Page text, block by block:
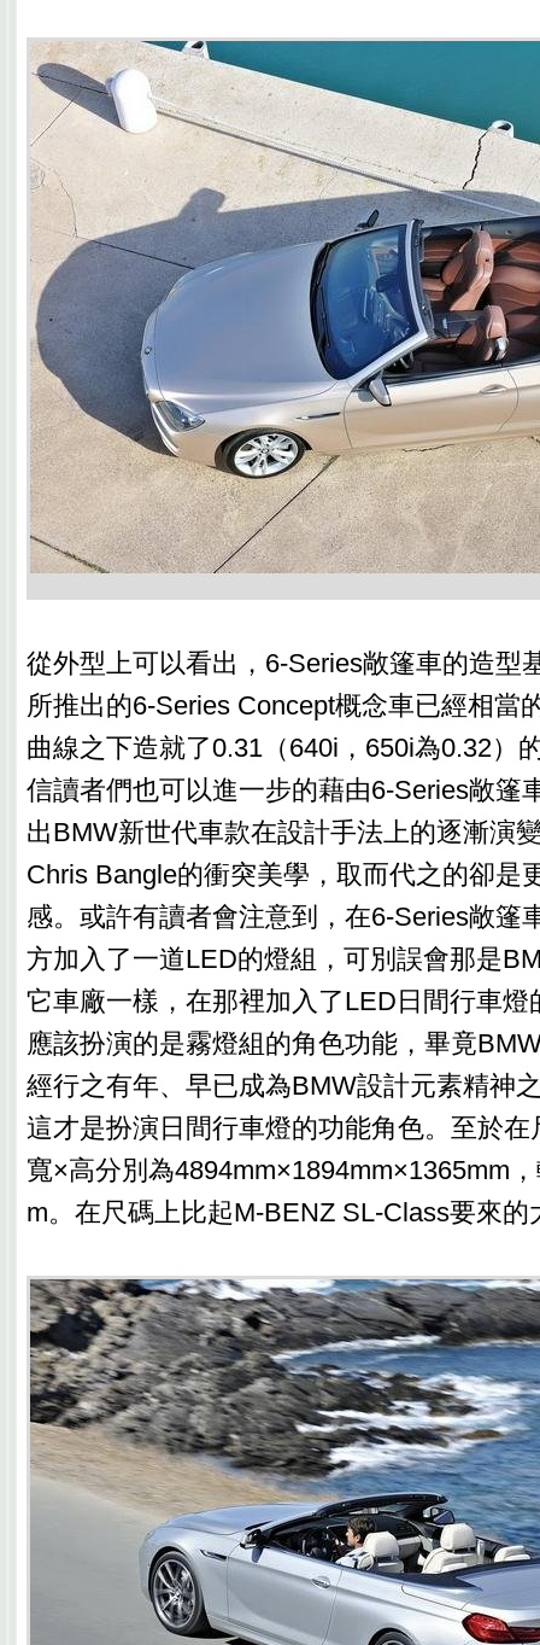
從外型上可以看出，6-Series敞篷車的造型
所推出的6-Series Concept概念車已經相當
曲線之下造就了0.31（640i，650i為0.32）
信讀者們也可以進一步的藉由6-Series敞篷
出BMW新世代車款在設計手法上的逐漸演
Chris Bangle的衝突美學，取而代之的卻是
感。或許有讀者會注意到，在6-Series敞篷
方加入了一道LED的燈組，可別誤會那是
它車廠一樣，在那裡加入了LED日間行車燈
應該扮演的是霧燈組的角色功能，畢竟
經行之有年、早已成為BMW設計元素精神
這才是扮演日間行車燈的功能角色。至於
寬×高分別為4894mm×1894mm×1365mm
m。在尺碼上比起M-BENZ SL-Class要來的